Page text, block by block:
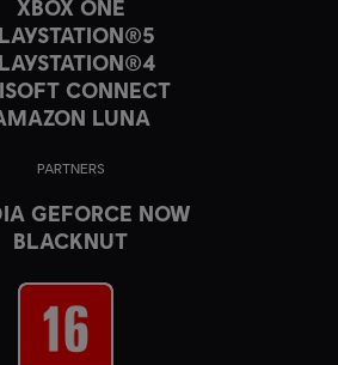
XBOX ONE
CONNECT
LUNA
PARTNERS
GEFORCE NOW
BLACKNUT